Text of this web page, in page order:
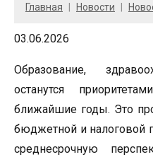
Главная Новости
03.06.2026
Образование,
останутся
ближайшие годы. Это
бюджетной и налоговой
среднесрочную